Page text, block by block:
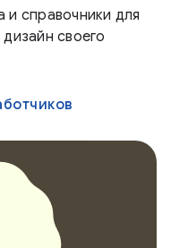
и справочники для
своего